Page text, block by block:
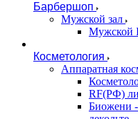
Барбершоп
Мужской зал
Мужской
Косметология
Аппаратная
RF(РФ)
Биожени